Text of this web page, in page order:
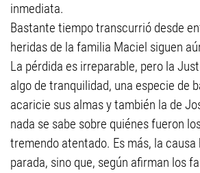
inmediata.
Bastante tiempo transcurrió desde
heridas de la familia Maciel siguen
La pérdida es irreparable, pero la
algo de tranquilidad, una especie de
acaricie sus almas y también la de
nada se sabe sobre quiénes fueron
tremendo atentado. Es más, la causa
parada, sino que, según afirman los